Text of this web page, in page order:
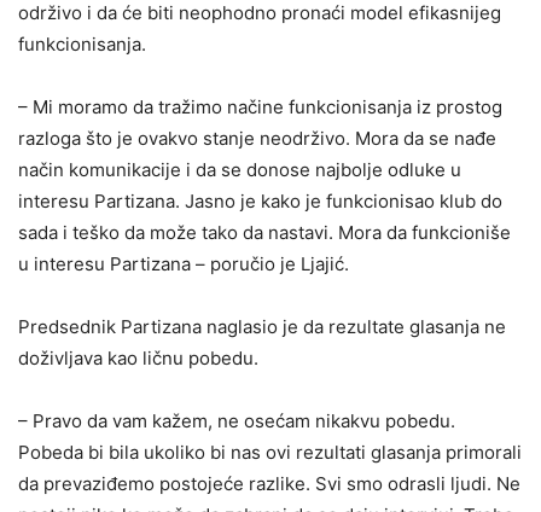
održivo i da će biti neophodno pronaći model efikasnijeg
funkcionisanja.
– Mi moramo da tražimo načine funkcionisanja iz prostog
razloga što je ovakvo stanje neodrživo. Mora da se nađe
način komunikacije i da se donose najbolje odluke u
interesu Partizana. Jasno je kako je funkcionisao klub do
sada i teško da može tako da nastavi. Mora da funkcioniše
u interesu Partizana – poručio je Ljajić.
Predsednik Partizana naglasio je da rezultate glasanja ne
doživljava kao ličnu pobedu.
– Pravo da vam kažem, ne osećam nikakvu pobedu.
Pobeda bi bila ukoliko bi nas ovi rezultati glasanja primorali
da prevaziđemo postojeće razlike. Svi smo odrasli ljudi. Ne